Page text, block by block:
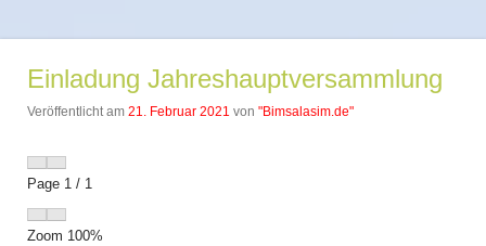
Einladung Jahreshauptversammlung
Veröffentlicht am 21. Februar 2021 von "Bimsalasim.de"
Page 1 / 1
Zoom 100%